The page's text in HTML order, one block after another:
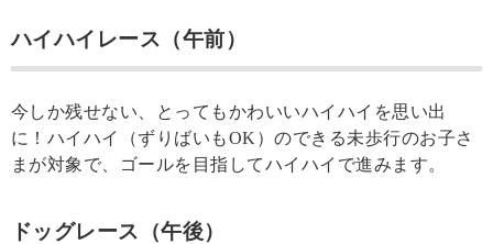
ハイハイレース（午前）
今しか残せない、とってもかわいいハイハイを思い出
に！ハイハイ（ずりばいもOK）のできる未歩行のお子さ
まが対象で、ゴールを目指してハイハイで進みます。
ドッグレース（午後）